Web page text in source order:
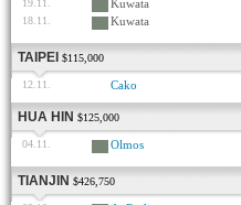
19.11. Kuwata
18.11. Kuwata
TAIPEI $115,000
12.11. Cako
HUA HIN $125,000
04.11. Olmos
TIANJIN $426,750